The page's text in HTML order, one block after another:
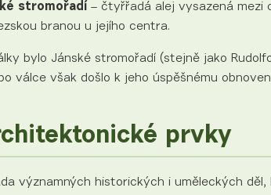
stromořadí – čtyřřadá alej vysazená mezi
branou u jejího centra.
bylo Jánské stromořadí (stejně jako
válce však došlo k jeho úspěšnému
prvky
významných historických i uměleckých